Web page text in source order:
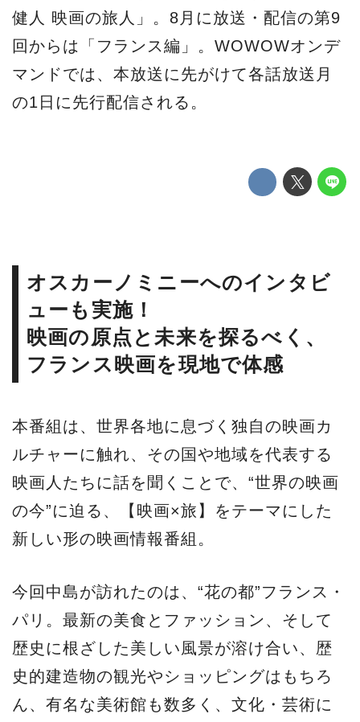
健人 映画の旅人」。8月に放送・配信の第9
回からは「フランス編」。WOWOWオンデ
マンドでは、本放送に先がけて各話放送月
の1日に先行配信される。
オスカーノミニーへのインタビ
ューも実施！
映画の原点と未来を探るべく、
フランス映画を現地で体感
本番組は、世界各地に息づく独自の映画カ
ルチャーに触れ、その国や地域を代表する
映画人たちに話を聞くことで、“世界の映画
の今”に迫る、【映画×旅】をテーマにした
新しい形の映画情報番組。
今回中島が訪れたのは、“花の都”フランス・
パリ。最新の美食とファッション、そして
歴史に根ざした美しい風景が溶け合い、歴
史的建造物の観光やショッピングはもちろ
ん、有名な美術館も数多く、文化・芸術に